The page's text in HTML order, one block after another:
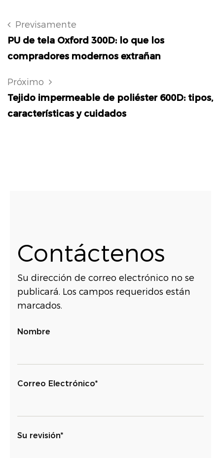
Previsamente
PU de tela Oxford 300D: lo que los
compradores modernos extrañan
Próximo
Tejido impermeable de poliéster 600D: tipos,
características y cuidados
Contáctenos
Su dirección de correo electrónico no se
publicará. Los campos requeridos están
marcados.
Nombre
Correo Electrónico*
Su revisión*